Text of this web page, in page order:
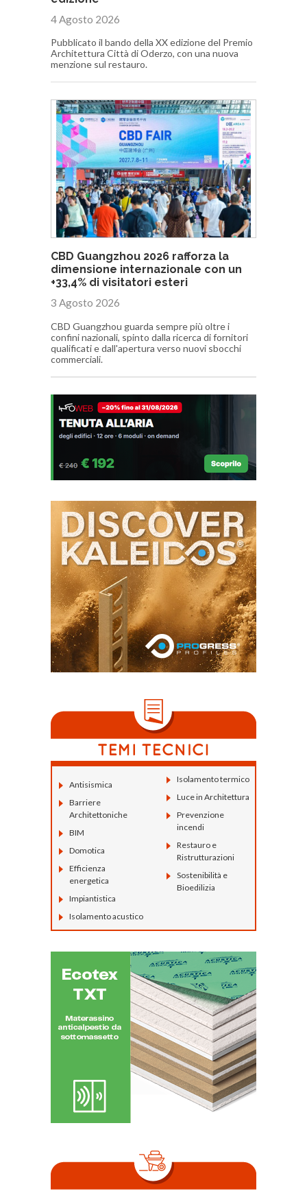
4 Agosto 2026
Pubblicato il bando della XX edizione del Premio
Architettura Città di Oderzo, con una nuova
menzione sul restauro.
CBD Guangzhou 2026 rafforza la
dimensione internazionale con un
+33,4% di visitatori esteri
3 Agosto 2026
CBD Guangzhou guarda sempre più oltre i
confini nazionali, spinto dalla ricerca di fornitori
qualificati e dall'apertura verso nuovi sbocchi
commerciali.
Antisismica
Barriere
Architettoniche
BIM
Domotica
Efficienza
energetica
Impiantistica
Isolamento acustico
Isolamento termico
Luce in Architettura
Prevenzione
incendi
Restauro e
Ristrutturazioni
Sostenibilità e
Bioedilizia